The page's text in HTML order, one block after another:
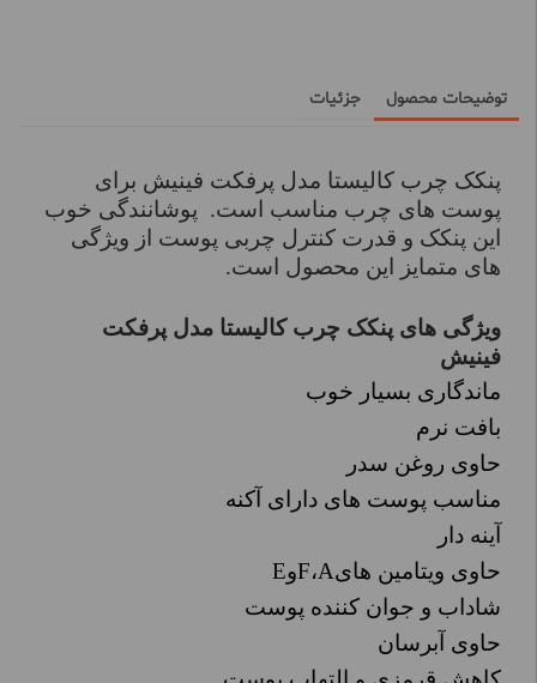
توضیحات محصول جزئیات
پنکک چرب کالیستا مدل پرفکت فینیش برای
پوست های چرب مناسب است. پوشانندگی خوب
این پنکک و قدرت کنترل چربی پوست از ویژگی
های متمایز این محصول است.
ویژگی های پنکک چرب کالیستا مدل پرفکت
فینیش
ماندگاری بسیار خوب
بافت نرم
حاوی روغن سدر
مناسب پوست های دارای آکنه
آینه دار
حاوی ویتامین هایA،FوE
شاداب و جوان کننده پوست
حاوی آبرسان